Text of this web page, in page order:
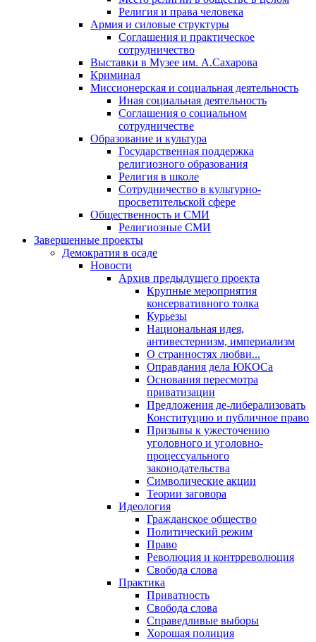
Религия и права человека
Армия и силовые структуры
Соглашения и практическое
сотрудничество
Выставки в Музее им. А.Сахарова
Криминал
Миссионерская и социальная деятельность
Иная социальная деятельность
Соглашения о социальном
сотрудничестве
Образование и культура
Государственная поддержка
религиозного образования
Религия в школе
Сотрудничество в культурно-
просветительской сфере
Общественность и СМИ
Религиозные СМИ
Завершенные проекты
Демократия в осаде
Новости
Архив предыдущего проекта
Крупные мероприятия
консервативного толка
Курьезы
Национальная идея,
антивестернизм, империализм
О странностях любви...
Оправдания дела ЮКОСа
Основания пересмотра
приватизации
Предложения де-либерализовать
Конституцию и публичное право
Призывы к ужесточению
уголовного и уголовно-
процессуального
законодательства
Символические акции
Теории заговора
Идеология
Гражданское общество
Политический режим
Право
Революция и контрреволюция
Свобода слова
Практика
Приватность
Свобода слова
Справедливые выборы
Хорошая полиция